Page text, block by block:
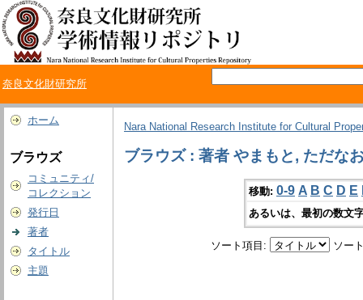
奈良文化財研究所
ホーム
ブラウズ
コミュニティ/
コレクション
発行日
著者
タイトル
主題
Nara National Research Institute for Cultural
ブラウズ : 著者 やまもと, ただな
移動: 0-9 A B C D E
あるいは、最初の数文
ソート項目: ソー